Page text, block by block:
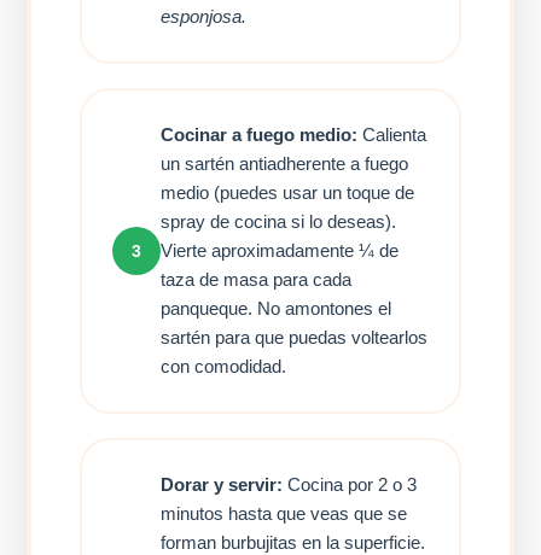
esponjosa.
3
Cocinar a fuego medio: Calienta
un sartén antiadherente a fuego
medio (puedes usar un toque de
spray de cocina si lo deseas).
Vierte aproximadamente ¼ de
taza de masa para cada
panqueque. No amontones el
sartén para que puedas voltearlos
con comodidad.
Dorar y servir: Cocina por 2 o 3
minutos hasta que veas que se
forman burbujitas en la superficie.